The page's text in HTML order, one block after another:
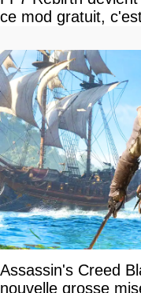
ce mod gratuit,
Assassin's Creed
nouvelle grosse